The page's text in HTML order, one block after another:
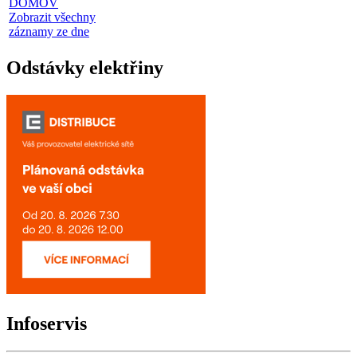
DOMOV
Zobrazit všechny
záznamy ze dne
Odstávky elektřiny
Infoservis